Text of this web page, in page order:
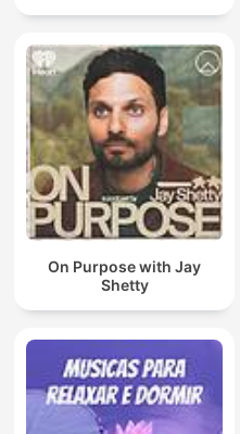
On Purpose with Jay
Shetty